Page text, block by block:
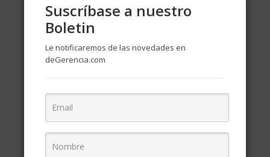
Suscríbase a nuestro
Boletin
Le notificaremos de las novedades en
deGerencia.com